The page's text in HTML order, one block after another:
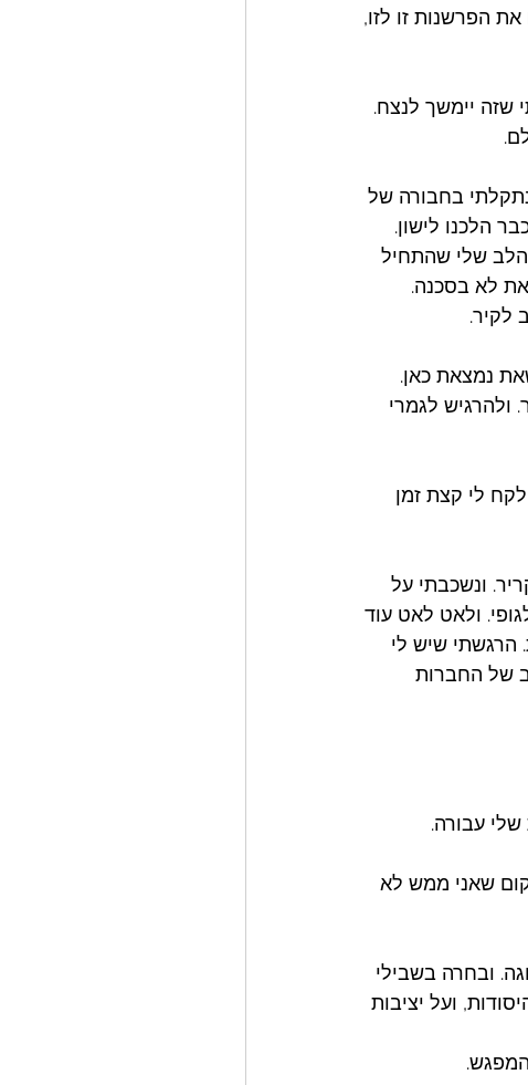
הפרשנות זו לזו,
שזה יימשך לנצח.
בחבורה של
הלכנו לישון.
הלב שלי שהתחיל
לא בסכנה.
לקיר.
נמצאת כאן.
ולהרגיש לגמרי
לקח לי קצת זמן
ונשכבתי על
ולאט לאט עוד
הרגשתי שיש לי
של החברות
עבורה.
שאני ממש לא
ובחרה בשבילי
ועל יציבות
המפגש.